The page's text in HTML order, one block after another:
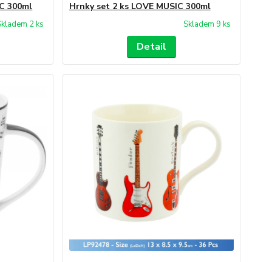
300ml
2 ks
Hrnky set 2 ks LOVE MUSIC 300ml
Skladem 9 ks
Detail